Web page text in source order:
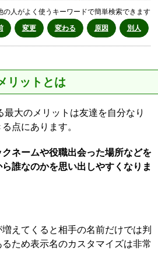
の人がよく使うキーワードで簡単検索できます
変更 変わる 原因 別人
リットとは
最大のメリットは友達を自分なり
点にあります。
ネームや役職出会った場所などを
誰なのかを思い出しやすくなりま
えてくると相手の名前だけでは判
ため表示名のカスタマイズは非常